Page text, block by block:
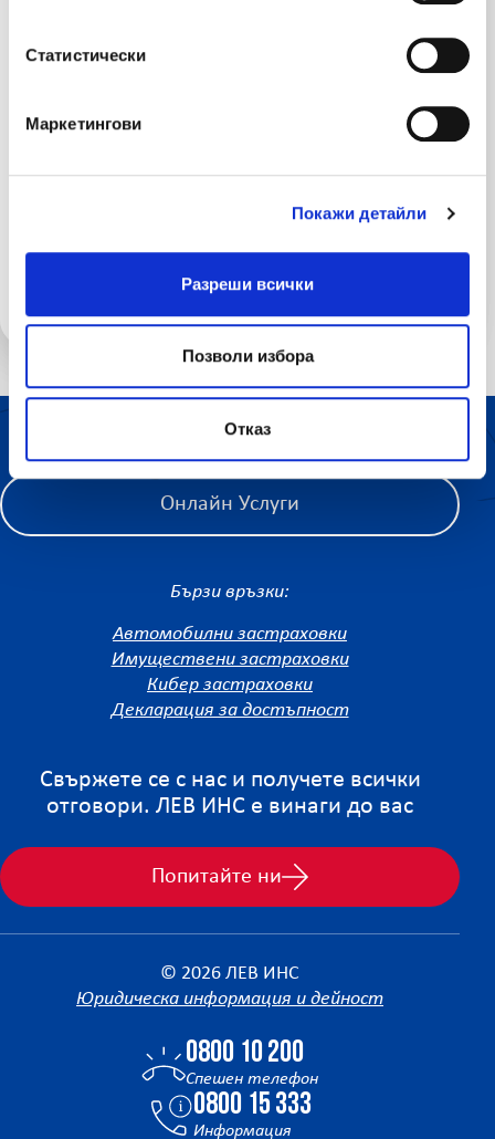
Статистически
Маркетингови
Покажи детайли
Разреши всички
Позволи избора
Отказ
покритие за дома
27 юли 2026
ЗА НАС ПРОДУКТИ
АКТУАЛНИ НОВИНИ
КАРИЕРИ
ПАЗЕТЕ ВАЖНИТЕ НЕЩА
Онлайн Услуги
Бързи връзки:
Автомобилни застраховки
Имуществени застраховки
Кибер застраховки
Декларация за достъпност
Свържете се с нас и получете всички
отговори. ЛЕВ ИНС е винаги до вас
Попитайте ни
© 2026 ЛЕВ ИНС
Юридическа информация и дейност
0800 10 200
Спешен телефон
0800 15 333
Информация